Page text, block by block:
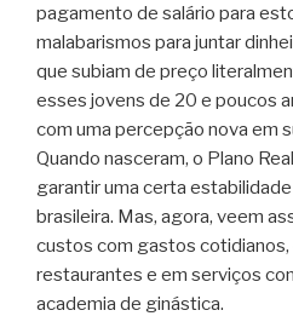
pagamento de salário para
malabarismos para juntar
que subiam de preço
esses jovens de 20 e poucos
com uma percepção nova em
Quando nasceram, o Plano
garantir uma certa
brasileira. Mas, agora, veem
custos com gastos cotidianos,
restaurantes e em serviços
academia de ginástica.